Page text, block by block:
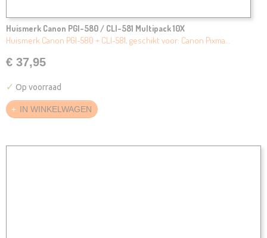
Huismerk Canon PGI-580 / CLI-581 Multipack 10X
Huismerk Canon PGI-580 + CLI-581, geschikt voor: Canon Pixma…
€ 37,95
✓ Op voorraad
IN WINKELWAGEN